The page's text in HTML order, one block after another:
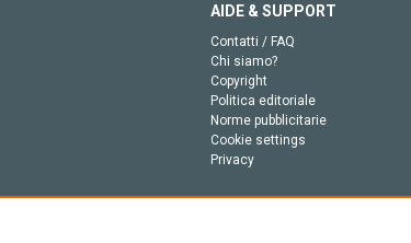
AIDE & SUPPORT
Contatti / FAQ
Chi siamo?
Copyright
Politica editoriale
Norme pubblicitarie
Cookie settings
Privacy